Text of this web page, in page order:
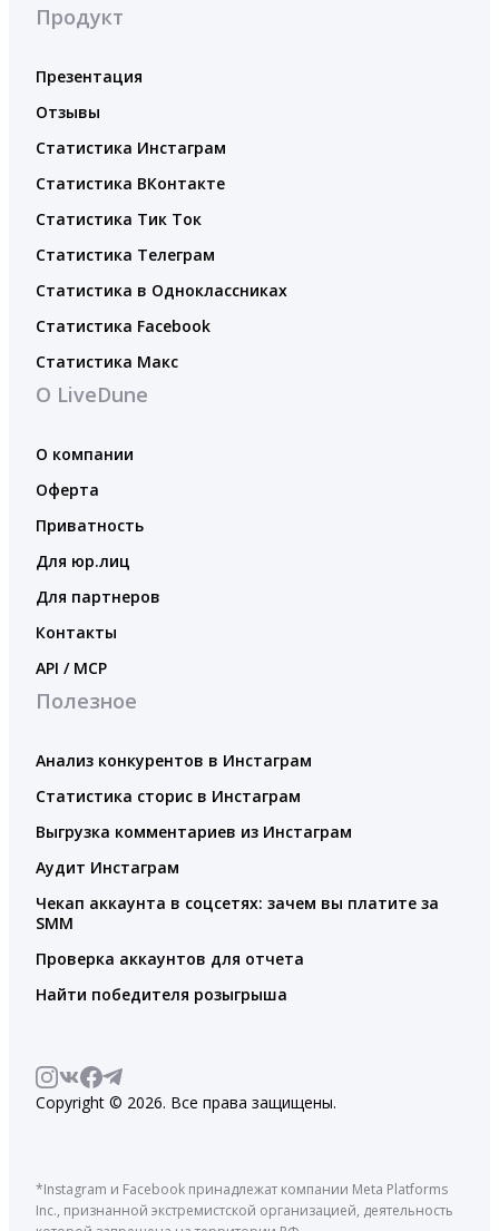
Продукт
Презентация
Отзывы
Статистика Инстаграм
Статистика ВКонтакте
Статистика Тик Ток
Статистика Телеграм
Статистика в Одноклассниках
Статистика Facebook
Статистика Макс
О LiveDune
О компании
Оферта
Приватность
Для юр.лиц
Для партнеров
Контакты
API / MCP
Полезное
Анализ конкурентов в Инстаграм
Статистика сторис в Инстаграм
Выгрузка комментариев из Инстаграм
Аудит Инстаграм
Чекап аккаунта в соцсетях: зачем вы платите за
SMM
Проверка аккаунтов для отчета
Найти победителя розыгрыша
Copyright © 2026. Все права защищены.
*Instagram и Facebook принадлежат компании Meta Platforms
Inc., признанной экстремистской организацией, деятельность